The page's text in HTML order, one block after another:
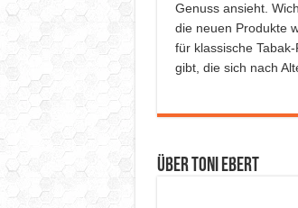
Genuss ansieht.
die neuen Produkte
für klassische
gibt, die sich nach
Über Toni Ebert